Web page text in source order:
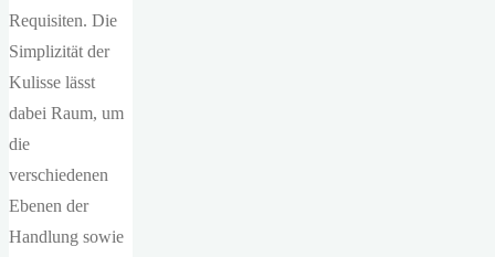
Requisiten. Die
Simplizität der
Kulisse lässt
dabei Raum, um
die
verschiedenen
Ebenen der
Handlung sowie